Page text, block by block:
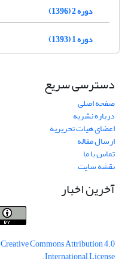
دوره 2 (1396)
دوره 1 (1393)
دسترسی سریع
صفحه اصلی
درباره نشریه
اعضای هیات تحریریه
ارسال مقاله
تماس با ما
نقشه سایت
آخرین اخبار
Creative Commons Attribution 4.0
International License
.